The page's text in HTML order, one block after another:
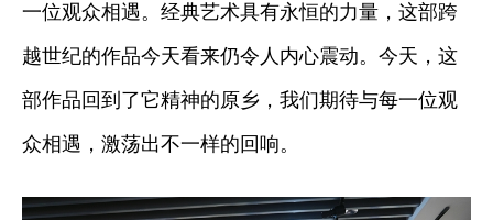
一位观众相遇。经典艺术具有永恒的力量，这部跨
越世纪的作品今天看来仍令人内心震动。今天，这
部作品回到了它精神的原乡，我们期待与每一位观
众相遇，激荡出不一样的回响。